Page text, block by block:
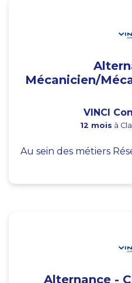
Mécanicien/
VINCI
12 mois à
Au sein des métiers
Alternance -